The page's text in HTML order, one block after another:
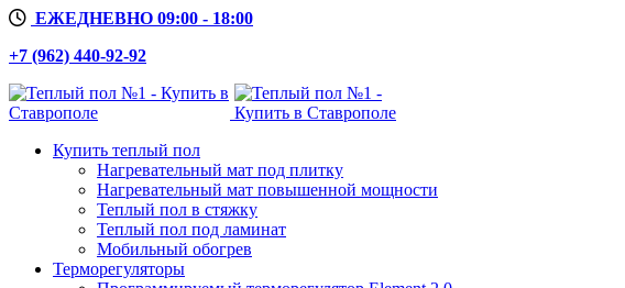
ЕЖЕДНЕВНО 09:00 - 18:00
+7 (962) 440-92-92
Купить теплый пол
Нагревательный мат под плитку
Нагревательный мат повышенной мощности
Теплый пол в стяжку
Теплый пол под ламинат
Мобильный обогрев
Терморегуляторы